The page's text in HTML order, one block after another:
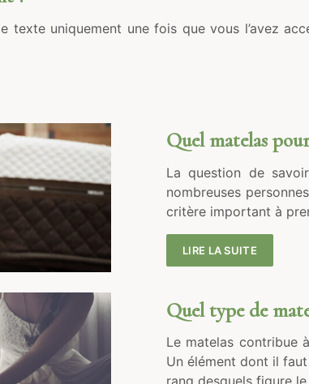
texte uniquement une fois que vous l’avez
Quel matelas
La question de
nombreuses
critère important à
LIRE LA SUITE
Quel type de
Le matelas contribue
Un élément dont il